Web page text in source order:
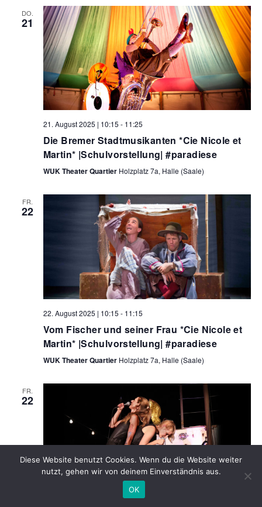
DO.
21
21. August 2025 | 10:15 - 11:25
Die Bremer Stadtmusikanten *Cie Nicole et
Martin* |Schulvorstellung| #paradiese
WUK Theater Quartier Holzplatz 7a, Halle (Saale)
FR.
22
22. August 2025 | 10:15 - 11:15
Vom Fischer und seiner Frau *Cie Nicole et
Martin* |Schulvorstellung| #paradiese
WUK Theater Quartier Holzplatz 7a, Halle (Saale)
FR.
22
Diese Website benutzt Cookies. Wenn du die Website weiter
nutzt, gehen wir von deinem Einverständnis aus.
OK